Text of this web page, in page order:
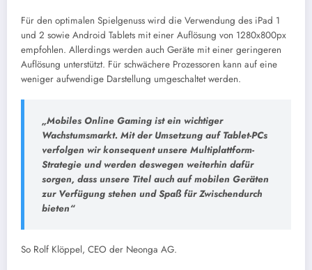
Für den optimalen Spielgenuss wird die Verwendung des iPad 1
und 2 sowie Android Tablets mit einer Auflösung von 1280x800px
empfohlen. Allerdings werden auch Geräte mit einer geringeren
Auflösung unterstützt. Für schwächere Prozessoren kann auf eine
weniger aufwendige Darstellung umgeschaltet werden.
„Mobiles Online Gaming ist ein wichtiger
Wachstumsmarkt. Mit der Umsetzung auf Tablet-PCs
verfolgen wir konsequent unsere Multiplattform-
Strategie und werden deswegen weiterhin dafür
sorgen, dass unsere Titel auch auf mobilen Geräten
zur Verfügung stehen und Spaß für Zwischendurch
bieten“
So Rolf Klöppel, CEO der Neonga AG.